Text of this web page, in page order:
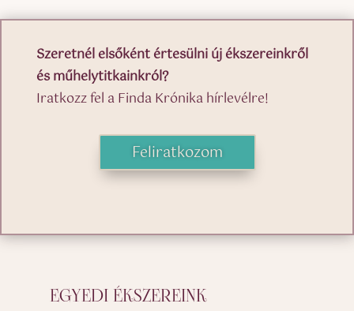
Szeretnél elsőként értesülni új ékszereinkről
és műhelytitkainkról?
Iratkozz fel a Finda Krónika hírlevélre!
Feliratkozom
EGYEDI ÉKSZEREINK